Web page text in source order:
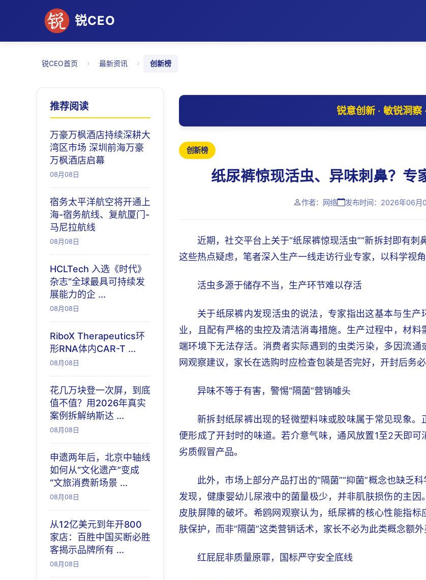
锐CEO
锐CEO首页 › 最新资讯 › 创新榜
推荐阅读
万豪万枫酒店持续深耕大
湾区市场 深圳前海万豪
万枫酒店启幕
08月08日
宿务太平洋航空将开通上
海-宿务航线、复航厦门-
马尼拉航线
08月08日
HCLTech 入选《时代》
杂志“全球最具可持续发
展能力的企 ...
08月08日
RiboX Therapeutics环
形RNA体内CAR-T ...
08月08日
花几万块登一次屏，到底
值不值？用2026年真实
案例拆解纳斯达 ...
08月08日
申遗两年后，北京中轴线
如何从“文化遗产”变成
“文旅消费新场景 ...
08月08日
从12亿美元到年开800
家店：百胜中国买断必胜
客揭示品牌所有 ...
08月08日
锐意创新 · 敏锐洞察
创新榜
纸尿裤惊现活虫、异味刺鼻？专
作者：网络 发布时间：2026年06月
近期，社交平台上关于“纸尿裤惊现活虫”“新拆封即有
这些热点疑虑，笔者深入生产一线走访行业专家，以科学视
活虫多源于储存不当，生产环节难以存活
关于纸尿裤内发现活虫的说法，专家指出这基本与生
业，且配有严格的虫控及清洁消毒措施。生产过程中，材
端环境下无法存活。消费者实际遇到的虫类污染，多因流
网观察建议，家长在选购时应检查包装是否完好，开封后务
异味不等于有害，警惕“隔菌”营销噱头
新拆封纸尿裤出现的轻微塑料味或胶味属于常见现象
便形成了开封时的味道。若介意气味，通风放置1至2天即
劣质假冒产品。
此外，市场上部分产品打出的“隔菌”“抑菌”概念也缺乏
发现，健康婴幼儿尿液中的菌量极少，并非肌肤损伤的主
皮肤屏障的破坏。希鸥网观察认为，纸尿裤的核心性能指
肤保护，而非“隔菌”这类营销话术，家长不必为此类概念额外
红屁屁非质量原罪，国标严守安全底线